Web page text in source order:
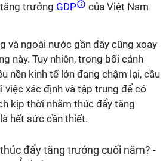
trưởng GDP
của Việt Nam
và ngoài nước gần đây cũng xoay
này. Tuy nhiên, trong bối cảnh
nền kinh tế lớn đang chậm lại, cầu
việc xác định và tập trung để có
kịp thời nhằm thúc đẩy tăng
hết sức cần thiết.